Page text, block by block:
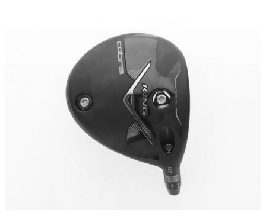
私たちの使命
MyGolfSpyJapanとは？